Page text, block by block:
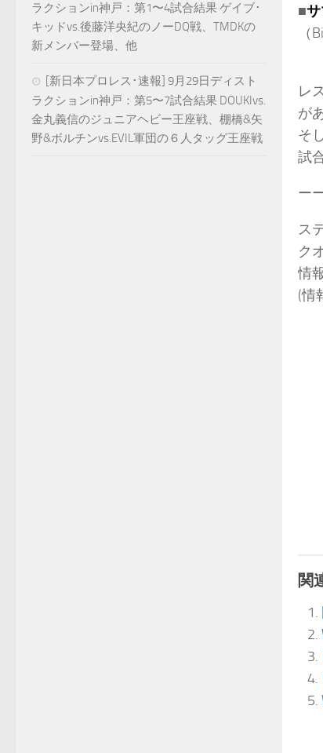
■
（
レ
が
そ
試
ー
ス
ク
情
(情
関
ラクションin神戸：第1〜4試合結果 ゲイブ･
キッドvs.後藤洋央紀のノーDQ戦、TMDKの
新メンバー登場、他
[新日本プロレス･速報] 9月29日ディスト
ラクションin神戸：第5〜7試合結果 DOUKIvs.
金丸義信のジュニアヘビー王座戦、棚橋&矢
野&ボルチンvs.EVIL軍団の６人タッグ王座戦